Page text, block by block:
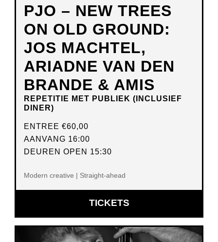
PJO – NEW TREES
ON OLD GROUND:
JOS MACHTEL,
ARIADNE VAN DEN
BRANDE & AMIS
REPETITIE MET PUBLIEK (INCLUSIEF
DINER)
ENTREE €60,00
AANVANG 16:00
DEUREN OPEN 15:30
Modern creative | Straight-ahead
TICKETSOPENT
IN
NIEUW